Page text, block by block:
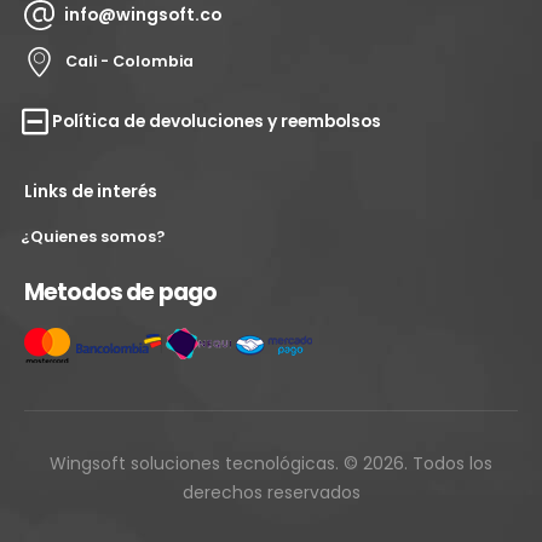
info@wingsoft.co
Cali - Colombia
Política de devoluciones y reembolsos
Links de interés
¿Quienes somos?
Metodos de pago
Wingsoft soluciones tecnológicas. © 2026. Todos los
derechos reservados